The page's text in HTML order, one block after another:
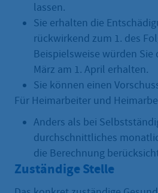
lassen.
Sie erhalten die
rückwirkend zum 1. des
Beispielsweise würden
März am 1. April erhalten.
Sie können einen
Für Heimarbeiter und
Anders als bei
durchschnittliches
die Berechnung
Zuständige Stelle